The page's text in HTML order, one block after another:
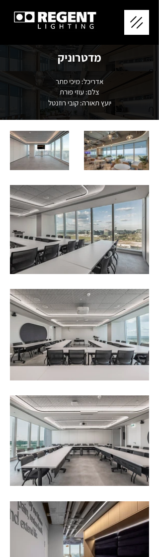
מדטרוניק
אדריכל: מיכי סתר
צלם: עוזי פורת
יועץ תאורה: קובי רוזנטל